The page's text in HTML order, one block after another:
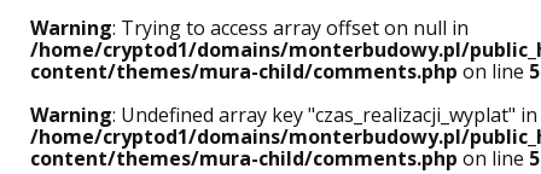
Warning: Trying to access array offset on null in
/home/cryptod1/domains/monterbudowy.pl/
content/themes/mura-child/comments.php on line
Warning: Undefined array key "czas_realizacji_wyplat" in
/home/cryptod1/domains/monterbudowy.pl/
content/themes/mura-child/comments.php on line